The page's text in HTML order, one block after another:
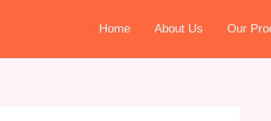
Home About Us Our